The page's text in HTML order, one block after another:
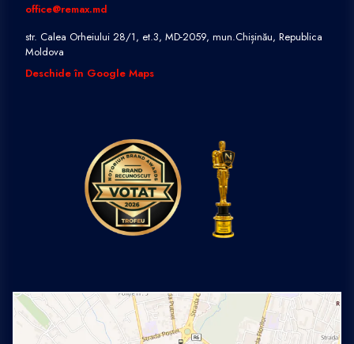
office@remax.md
str. Calea Orheiului 28/1, et.3, MD-2059, mun.Chișinău, Republica
Moldova
Deschide în Google Maps